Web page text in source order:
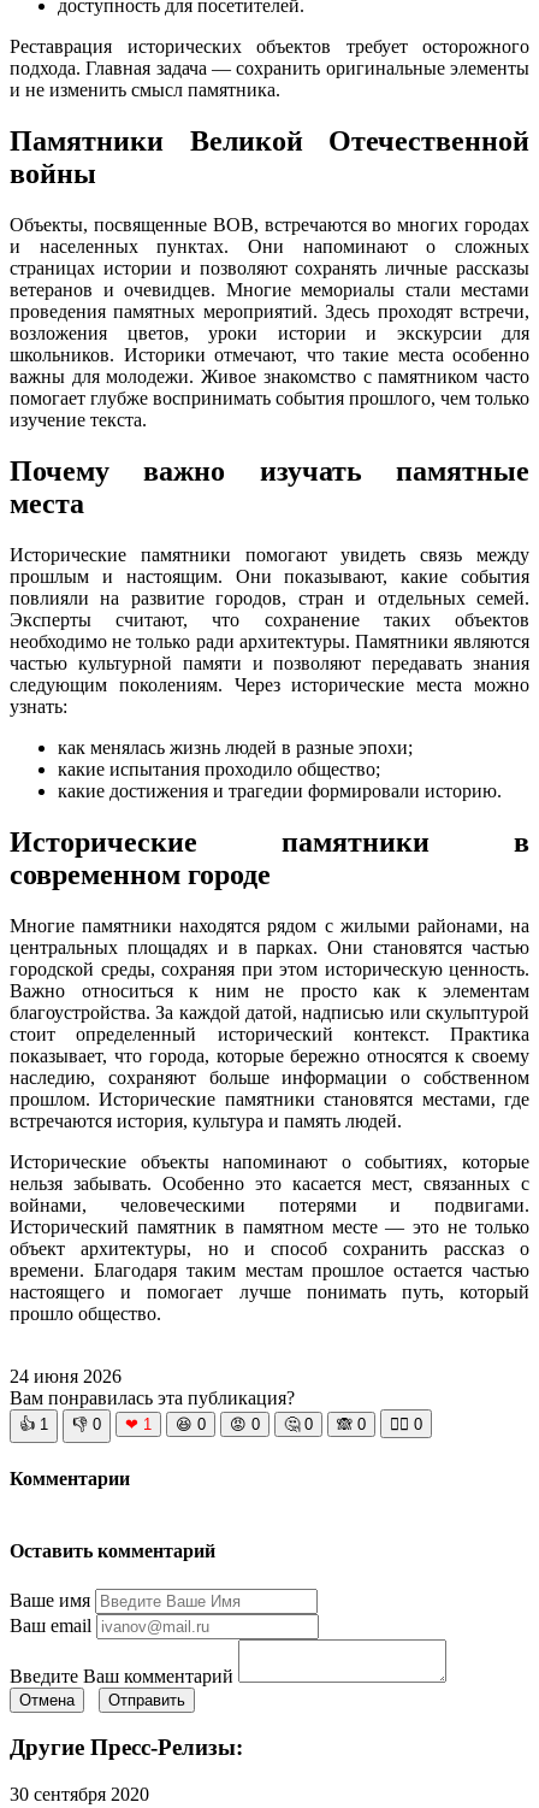
доступность для посетителей.
Реставрация исторических объектов требует осторожного
подхода. Главная задача — сохранить оригинальные элементы
и не изменить смысл памятника.
Памятники Великой Отечественной
войны
Объекты, посвященные ВОВ, встречаются во многих городах
и населенных пунктах. Они напоминают о сложных
страницах истории и позволяют сохранять личные рассказы
ветеранов и очевидцев. Многие мемориалы стали местами
проведения памятных мероприятий. Здесь проходят встречи,
возложения цветов, уроки истории и экскурсии для
школьников. Историки отмечают, что такие места особенно
важны для молодежи. Живое знакомство с памятником часто
помогает глубже воспринимать события прошлого, чем только
изучение текста.
Почему важно изучать памятные
места
Исторические памятники помогают увидеть связь между
прошлым и настоящим. Они показывают, какие события
повлияли на развитие городов, стран и отдельных семей.
Эксперты считают, что сохранение таких объектов
необходимо не только ради архитектуры. Памятники являются
частью культурной памяти и позволяют передавать знания
следующим поколениям. Через исторические места можно
узнать:
как менялась жизнь людей в разные эпохи;
какие испытания проходило общество;
какие достижения и трагедии формировали историю.
Исторические памятники в
современном городе
Многие памятники находятся рядом с жилыми районами, на
центральных площадях и в парках. Они становятся частью
городской среды, сохраняя при этом историческую ценность.
Важно относиться к ним не просто как к элементам
благоустройства. За каждой датой, надписью или скульптурой
стоит определенный исторический контекст. Практика
показывает, что города, которые бережно относятся к своему
наследию, сохраняют больше информации о собственном
прошлом. Исторические памятники становятся местами, где
встречаются история, культура и память людей.
Исторические объекты напоминают о событиях, которые
нельзя забывать. Особенно это касается мест, связанных с
войнами, человеческими потерями и подвигами.
Исторический памятник в памятном месте — это не только
объект архитектуры, но и способ сохранить рассказ о
времени. Благодаря таким местам прошлое остается частью
настоящего и помогает лучше понимать путь, который
прошло общество.
24 июня 2026
Вам понравилась эта публикация?
👍 1 👎 0 ❤ 1 😆 0 😡 0 🤔 0 🙈 0 🧘‍♀️ 0
Комментарии
Оставить комментарий
Ваше имя
Ваш email
Введите Ваш комментарий
Отмена Отправить
Другие Пресс-Релизы:
30 сентября 2020